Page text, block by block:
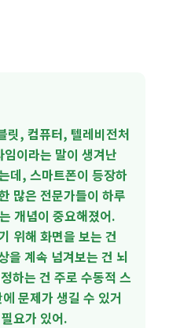
, 컴퓨터, 텔레비전처
이라는 말이 생겨난
데, 스마트폰이 등장하
많은 전문가들이 하루
개념이 중요해졌어.
위해 화면을 보는 건
을 계속 넘겨보는 건 뇌
하는 건 주로 수동적 스
문제가 생길 수 있거
요가 있어.